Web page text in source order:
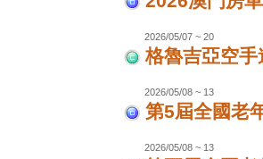
2026/05/07 ~ 20
格魯吉亞空
2026/05/08 ~ 13
第5屆全國老
2026/05/08 ~ 13